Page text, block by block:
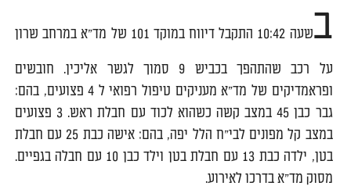
ב שעה 10:42 התקבל דיווח במוקד 101 של מד"א במרחב שרון
על רכב שהתהפך בכביש 9 סמוך לגשר אליכין. חובשים
ופראמדיקים של מד"א מעניקים טיפול רפואי ל 4 פצועים, בהם:
גבר כבן 45 במצב קשה כשהוא לכוד עם חבלת ראש. 3 פצועים
במצב קל מפונים לבי"ח הלל יפה, בהם: אישה כבת 25 עם חבלת
בטן, ילדה כבת 13 עם חבלת בטן וילד כבן 10 עם חבלה בגפיים.
מסוק מד"א בדרכו לאירוע.